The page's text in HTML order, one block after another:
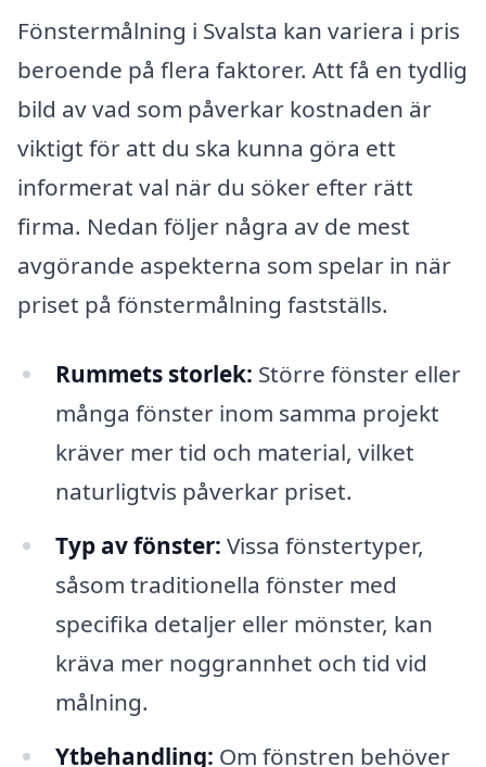
Fönstermålning i Svalsta kan variera i pris
beroende på flera faktorer. Att få en tydlig
bild av vad som påverkar kostnaden är
viktigt för att du ska kunna göra ett
informerat val när du söker efter rätt
firma. Nedan följer några av de mest
avgörande aspekterna som spelar in när
priset på fönstermålning fastställs.
Rummets storlek: Större fönster eller
många fönster inom samma projekt
kräver mer tid och material, vilket
naturligtvis påverkar priset.
Typ av fönster: Vissa fönstertyper,
såsom traditionella fönster med
specifika detaljer eller mönster, kan
kräva mer noggrannhet och tid vid
målning.
Ytbehandling: Om fönstren behöver